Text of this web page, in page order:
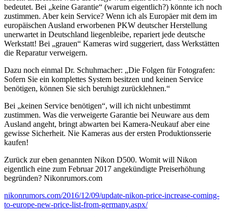
bedeutet. Bei „keine Garantie“ (warum eigentlich?) könnte ich noch
zustimmen. Aber kein Service? Wenn ich als Europäer mit dem im
europäischen Ausland erworbenen PKW deutscher Herstellung
unerwartet in Deutschland liegenbleibe, repariert jede deutsche
Werkstatt! Bei „grauen“ Kameras wird suggeriert, dass Werkstätten
die Reparatur verweigern.
Dazu noch einmal Dr. Schuhmacher: „Die Folgen für Fotografen:
Sofern Sie ein komplettes System besitzen und keinen Service
benötigen, können Sie sich beruhigt zurücklehnen.“
Bei „keinen Service benötigen“, will ich nicht unbestimmt
zustimmen. Was die verweigerte Garantie bei Neuware aus dem
Ausland angeht, bringt abwarten bei Kamera-Neukauf aber eine
gewisse Sicherheit. Nie Kameras aus der ersten Produktionsserie
kaufen!
Zurück zur eben genannten Nikon D500. Womit will Nikon
eigentlich eine zum Februar 2017 angekündigte Preiserhöhung
begründen? Nikonrumors.com
nikonrumors.com/2016/12/09/update-nikon-price-increase-coming-
to-europe-new-price-list-from-germany.aspx/